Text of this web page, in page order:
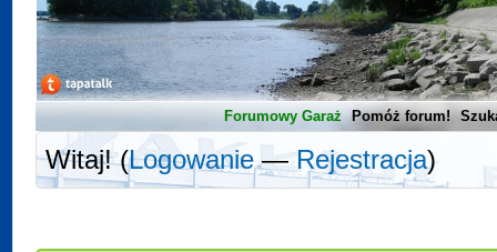
Forumowy Garaż Pomóż forum!
Witaj! (Logowanie—Rejestracja)